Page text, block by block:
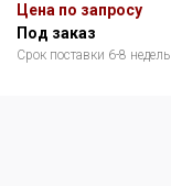
Цена по запросу
Под заказ
Срок поставки 6-8 недель